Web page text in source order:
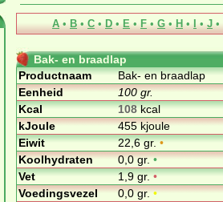
A • B • C • D • E • F • G • H • I • J •
Bak- en braadlap
Productnaam
Bak- en braadlap
Eenheid
100 gr.
Kcal
108kcal
kJoule
455 kjoule
Eiwit
22,6 gr.•
Koolhydraten
0,0 gr.•
Vet
1,9 gr.•
Voedingsvezel
0,0 gr.•